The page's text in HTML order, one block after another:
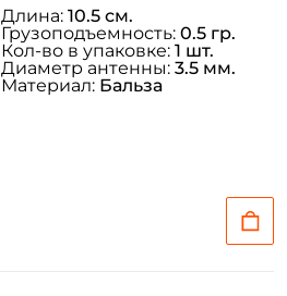
Длина: 10.5 см.
Грузоподъемность: 0.5 гр.
Кол-во в упаковке: 1 шт.
Диаметр антенны: 3.5 мм.
Материал: Бальза